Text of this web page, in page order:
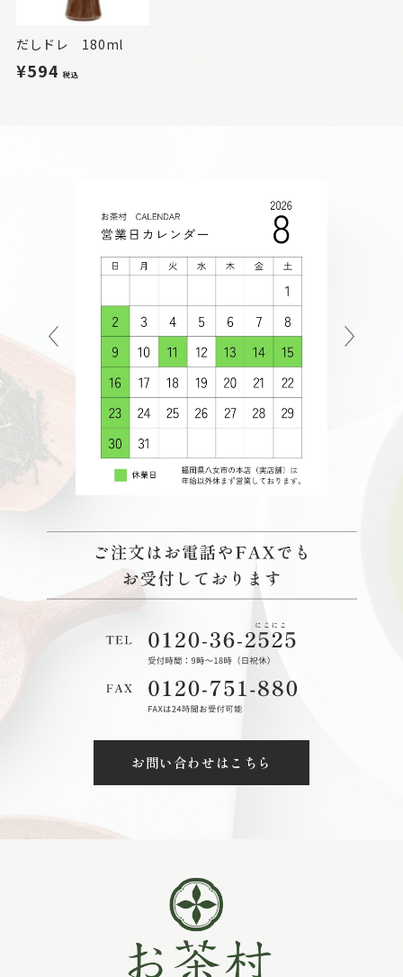
だしドレ 180ml
¥594税込
お問い合わせはこちら